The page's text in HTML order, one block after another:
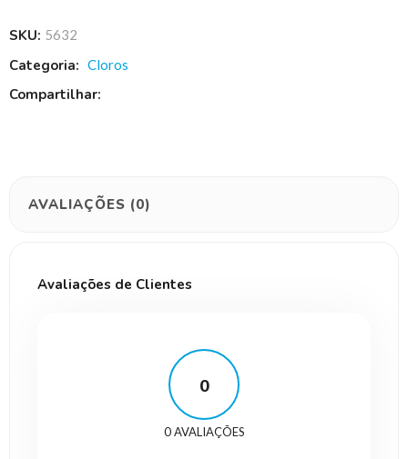
SKU: 5632
Categoria: Cloros
Compartilhar:
AVALIAÇÕES (0)
Avaliações de Clientes
0
0 AVALIAÇÕES